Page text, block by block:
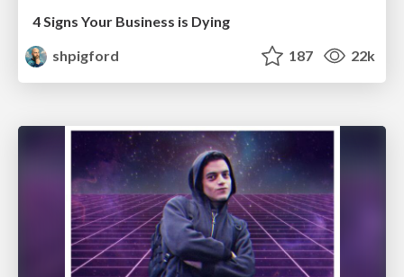
4 Signs Your Business is Dying
shpigford
187 22k